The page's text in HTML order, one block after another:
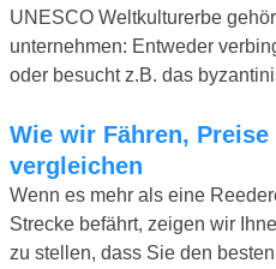
UNESCO Weltkulturerbe
unternehmen: Entweder
oder besucht z.B. das
Wie wir Fähren, Preise und Abfahrtszeiten
vergleichen
Wenn es mehr als eine
Strecke befährt, zeigen wir
zu stellen, dass Sie den